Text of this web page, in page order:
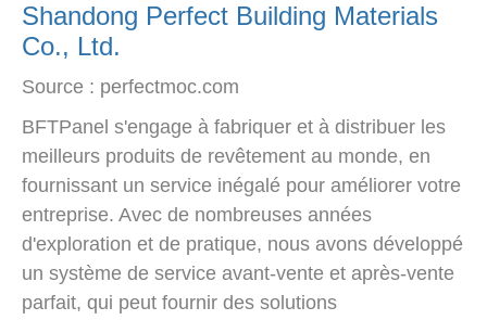
Shandong Perfect Building Materials
Co., Ltd.
Source : perfectmoc.com
BFTPanel s'engage à fabriquer et à distribuer les
meilleurs produits de revêtement au monde, en
fournissant un service inégalé pour améliorer votre
entreprise. Avec de nombreuses années
d'exploration et de pratique, nous avons développé
un système de service avant-vente et après-vente
parfait, qui peut fournir des solutions